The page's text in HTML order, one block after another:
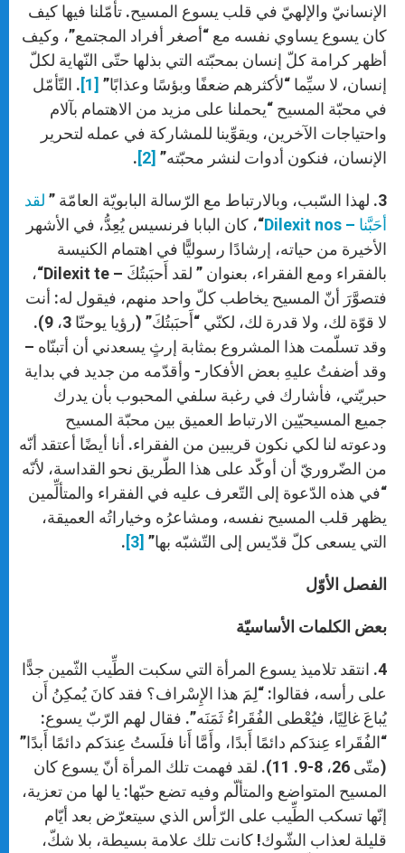
الإنسانيّ والإلهيّ في قلب يسوع المسيح. تأمّلنا فيها كيف
كان يسوع يساوي نفسه مع “أصغر أفراد المجتمع”، وكيف
أظهر كرامة كلّ إنسان بمحبّته التي بذلها حتّى النّهاية لكلّ
إنسان، لا سيِّما “لأكثرهم ضعفًا وبؤسًا وعذابًا” [1]
. التّأمّل
في محبّة المسيح “يحملنا على مزيد من الاهتمام بآلام
واحتياجات الآخرين، ويقوِّينا للمشاركة في عمله لتحرير
الإنسان، فنكون أدوات لنشر محبّته” [2]
.
3. لهذا السّبب، وبالارتباط مع الرّسالة البابويّة العامّة ”
لقد
أحَبَّنا – Dilexit nos
“، كان البابا فرنسيس يُعِدُّ، في الأشهر
الأخيرة من حياته، إرشادًا رسوليًّا في اهتمام الكنيسة
بالفقراء ومع الفقراء، بعنوان ” لقد أَحبَبتُكَ – Dilexit te“،
فتصوَّرَ أنّ المسيح يخاطب كلّ واحد منهم، فيقول له: أنت
لا قوّة لك، ولا قدرة لك، لكنّي “أَحبَبتُكَ” (رؤيا يوحنّا 3، 9).
وقد تسلّمت هذا المشروع بمثابة إرثٍ يسعدني أن أتبنّاه –
وقد أضفتُ عليهِ بعض الأفكار- وأقدّمه من جديد في بداية
حبريّتي، فأشارك في رغبة سلفي المحبوب بأن يدرك
جميع المسيحيّين الارتباط العميق بين محبّة المسيح
ودعوته لنا لكي نكون قريبين من الفقراء. أنا أيضًا أعتقد أنّه
من الضّروريّ أن أوكّد على هذا الطّريق نحو القداسة، لأنّه
“في هذه الدّعوة إلى التّعرف عليه في الفقراء والمتألِّمين
يظهر قلب المسيح نفسه، ومشاعرُه وخياراتُه العميقة،
التي يسعى كلّ قدّيس إلى التّشبّه بها” [3]
.
الفصل الأوّل
بعض الكلمات الأساسيّة
4. انتقد تلاميذ يسوع المرأة التي سكبت الطِّيب الثّمين جدًّا
على رأسه، فقالوا: “لِمَ هذا الإِسْراف؟ فقد كانَ يُمكِنُ أَن
يُباعَ غالِيًا، فيُعْطى الفُقَراءُ ثَمَنَه”. فقال لهم الرّبّ يسوع:
“الفُقَراء عِندَكم دائمًا أَبدًا، وأَمَّا أَنا فلَستُ عِندَكم دائمًا أَبدًا”
(متّى 26، 8-9. 11). لقد فهمت تلك المرأة أنّ يسوع كان
المسيح المتواضع والمتألّم وفيه تضع حبّها: يا لها من تعزية،
إنّها تسكب الطِّيب على الرّأس الذي سيتعرّض بعد أيّام
قليلة لعذاب الشّوك! كانت تلك علامة بسيطة، بلا شكّ،